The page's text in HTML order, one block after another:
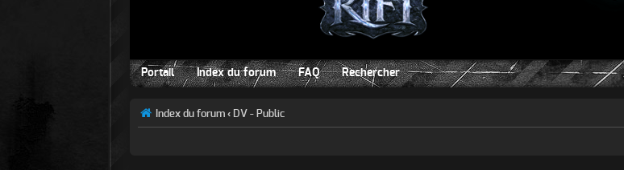
Portail Index du forum FAQ Rechercher
Index du forum ‹ DV - Public